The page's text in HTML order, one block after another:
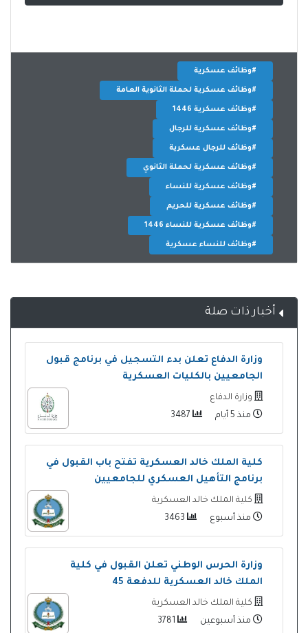
#وظائف عسكرية
#وظائف عسكرية لحملة الثانوية العامة
#وظائف عسكرية 1446
#وظائف عسكرية للرجال
#وظائف للرجال عسكرية
#وظائف عسكرية لحملة الثانوي
#وظائف عسكرية للنساء
#وظائف عسكرية للحريم
#وظائف عسكرية للنساء 1446
#وظائف للنساء عسكرية
أخبار ذات صلة
وزارة الدفاع تعلن بدء التسجيل في برنامج قبول
الجامعيين بالكليات العسكرية
وزارة الدفاع
منذ 5 أيام
كلية الملك خالد العسكرية تفتح باب القبول في
برنامج التأهيل العسكري للجامعيين
كلية الملك خالد العسكرية
منذ أسبوع
وزارة الحرس الوطني تعلن القبول في كلية
الملك خالد العسكرية للدفعة 45
كلية الملك خالد العسكرية
منذ أسبوعين